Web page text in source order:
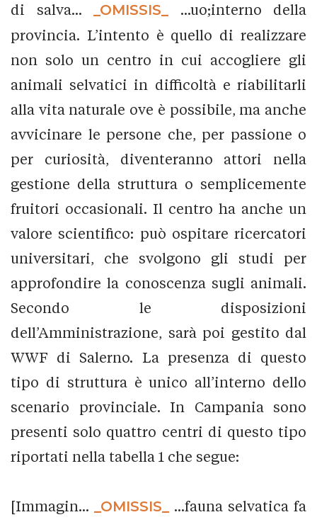
di salva...
_OMISSIS_
...uo;interno della
provincia. L’intento è quello di realizzare
non solo un centro in cui accogliere gli
animali selvatici in difficoltà e riabilitarli
alla vita naturale ove è possibile, ma anche
avvicinare le persone che, per passione o
per curiosità, diventeranno attori nella
gestione della struttura o semplicemente
fruitori occasionali. Il centro ha anche un
valore scientifico: può ospitare ricercatori
universitari, che svolgono gli studi per
approfondire la conoscenza sugli animali.
Secondo le disposizioni
dell’Amministrazione, sarà poi gestito dal
WWF di Salerno. La presenza di questo
tipo di struttura è unico all’interno dello
scenario provinciale. In Campania sono
presenti solo quattro centri di questo tipo
riportati nella tabella 1 che segue:
[Immagin... _OMISSIS_
...fauna selvatica fa